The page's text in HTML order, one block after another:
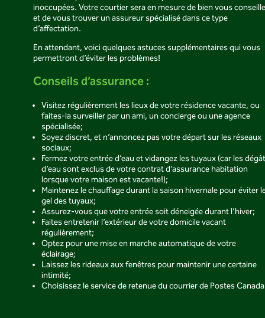
inoccupées. Votre courtier sera en mesure de bien vous
et de vous trouver un assureur spécialisé dans ce type
d’affectation.
En attendant, voici quelques astuces supplémentaires qui vous
permettront d’éviter les problèmes!
Conseils d’assurance :
Visitez régulièrement les lieux de votre résidence vacante, ou
faites-la surveiller par un ami, un concierge ou une agence
spécialisée;
Soyez discret, et n’annoncez pas votre départ sur les réseaux
sociaux;
Fermez votre entrée d’eau et vidangez les tuyaux (car les
d’eau sont exclus de votre contrat d’assurance habitation
lorsque votre maison est vacante!);
Maintenez le chauffage durant la saison hivernale pour éviter
gel des tuyaux;
Assurez-vous que votre entrée soit déneigée durant l’hiver;
Faites entretenir l’extérieur de votre domicile vacant
régulièrement;
Optez pour une mise en marche automatique de votre
éclairage;
Laissez les rideaux aux fenêtres pour maintenir une certaine
intimité;
Choisissez le service de retenue du courrier de Postes